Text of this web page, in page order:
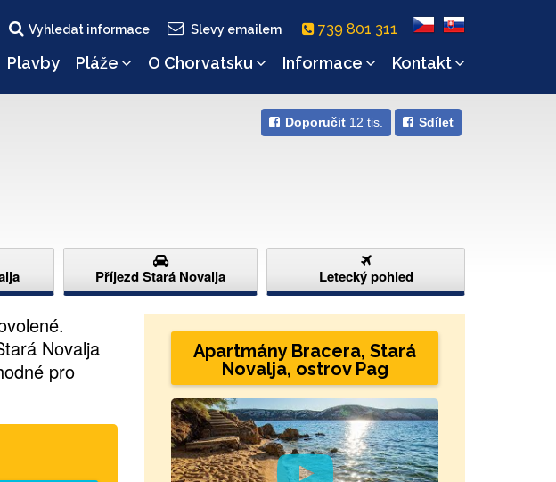
Vyhledat informace Slevy emailem 739 801 311
Plavby Pláže O Chorvatsku Informace Kontakt
Doporučit 12 tis. Sdílet
Příjezd Stará Novalja Letecký pohled
Novalja
pro
Apartmány Bracera, Stará
Novalja, ostrov Pag